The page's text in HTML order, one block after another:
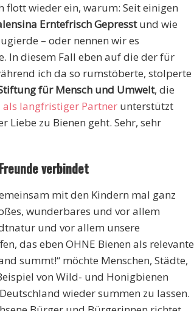
wieder ein, warum: Seit einigen
Erntefrisch Gepresstund wie
– oder nennen wir es
In diesem Fall eben auf die der für
ich da so rumstöberte, stolperte
für Mensch und Umwelt, die
als langfristiger Partner unterstützt
zu Bienen geht. Sehr, sehr
verbindet
mit den Kindern mal ganz
wunderbares und vor allem
und vor allem unsere
das eben OHNE Bienen als relevante
summt!“ möchte Menschen, Städte,
von Wild- und Honigbienen
wieder summen zu lassen.